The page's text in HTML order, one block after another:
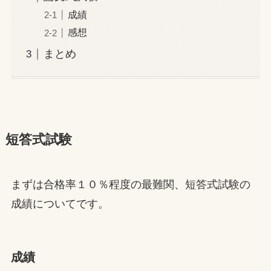
成績
感想
まとめ
短答式試験
まずは合格率１０％程度の最難関、短答式試験の
成績についてです。
成績